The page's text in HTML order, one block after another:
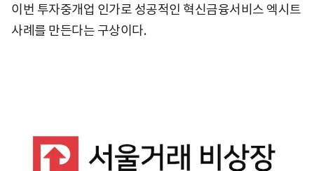
이번 투자중개업 인가로 성공적인 혁신금융서비스 엑시트
사례를 만든다는 구상이다.